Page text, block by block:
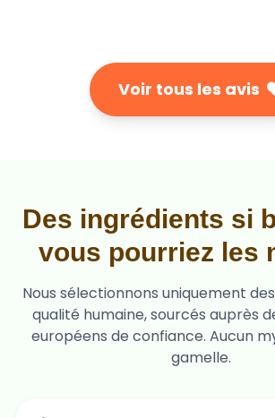
Voir tous les avis
Des ingrédients si
vous pourriez les
Nous sélectionnons uniquement
qualité humaine, sourcés auprès
européens de confiance. Aucun
gamelle.